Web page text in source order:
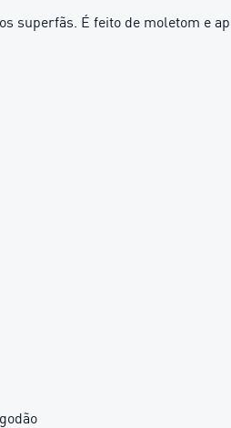
superfãs. É feito de moletom e